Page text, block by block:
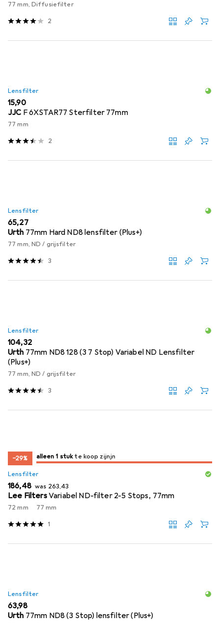
77 mm, Diffusiefilter
2
Lensfilter
EUR
15,90
JJC F 6XSTAR77 Sterfilter 77mm
77 mm
2
Lensfilter
EUR
65,27
Urth 77mm Hard ND8 lensfilter (Plus+)
77 mm, ND / grijsfilter
3
Lensfilter
EUR
104,32
Urth 77mm ND8 128 (3 7 Stop) Variabel ND Lensfilter
(Plus+)
77 mm, ND / grijsfilter
3
−29% slechts 1 item te koop zijn
alleen 1 stuk te koop zijn
Lensfilter
EUR
186,48 was EUR
263,43
Lee FiltersVariabel ND-filter 2-5 Stops, 77mm
72 mm 77 mm
1
Lensfilter
EUR
63,98
Urth 77mm ND8 (3 Stop) lensfilter (Plus+)